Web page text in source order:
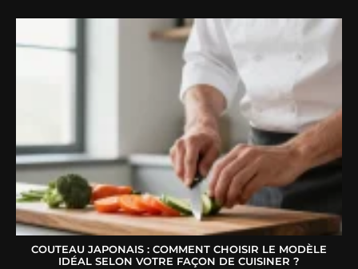
COUTEAU JAPONAIS : COMMENT CHOISIR LE MODÈLE
IDÉAL SELON VOTRE FAÇON DE CUISINER ?